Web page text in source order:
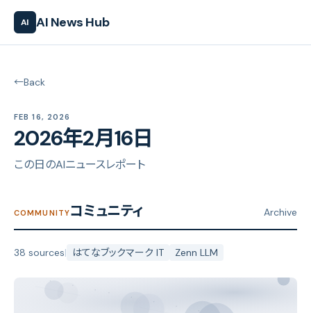
AI AI News Hub
←Back
FEB 16, 2026
2026年2月16日
この日のAIニュースレポート
COMMUNITYコミュニティ Archive
38 sources| はてなブックマーク IT Zenn LLM